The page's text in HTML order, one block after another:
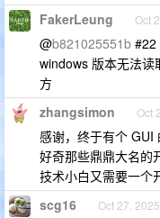
FakerLeung Oct
@b821025551b #22
windows 版本无法
方
zhangsimon Oct
感谢，终于有个 GUI
好奇那些鼎鼎大名的
技术小白又需要一个
scg16 Oct 27, 2025